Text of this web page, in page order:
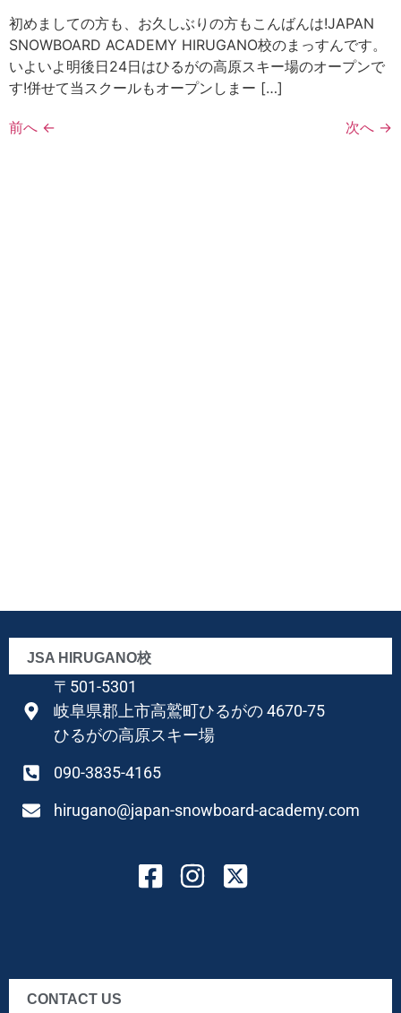
初めましての方も、お久しぶりの方もこんばんは!JAPAN
SNOWBOARD ACADEMY HIRUGANO校のまっすんです。
いよいよ明後日24日はひるがの高原スキー場のオープンで
す!併せて当スクールもオープンしまー […]
前へ ← 次へ →
JSA HIRUGANO校
〒501-5301
岐阜県郡上市高鷲町ひるがの 4670-75
ひるがの高原スキー場
090-3835-4165
hirugano@japan-snowboard-academy.com
CONTACT US